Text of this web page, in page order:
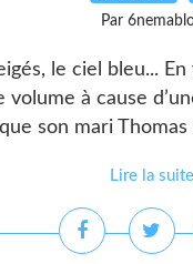
Par
le ciel bleu...
volume à cause
son mari
Lire la suite